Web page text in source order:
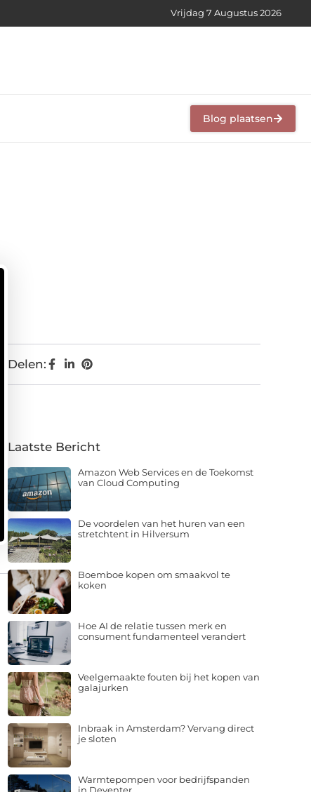
Vrijdag 7 Augustus 2026
Blog plaatsen
Delen:
Laatste Bericht
Amazon Web Services en de Toekomst
van Cloud Computing
De voordelen van het huren van een
stretchtent in Hilversum
Boemboe kopen om smaakvol te
koken
Hoe AI de relatie tussen merk en
consument fundamenteel verandert
Veelgemaakte fouten bij het kopen van
galajurken
Inbraak in Amsterdam? Vervang direct
je sloten
Warmtepompen voor bedrijfspanden